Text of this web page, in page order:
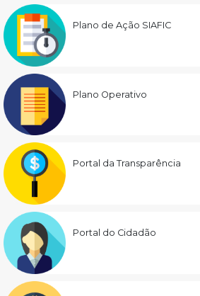
Plano de Ação SIAFIC
Plano Operativo
Portal da Transparência
Portal do Cidadão